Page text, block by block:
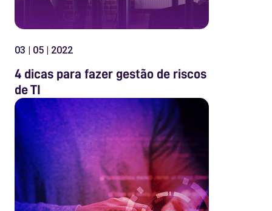
03 | 05 | 2022
4 dicas para fazer gestão de riscos
de TI